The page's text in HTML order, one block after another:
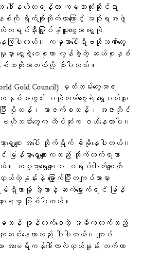
ါ်နယ်ထရန့်ဟာ ကမ္ဘာလုံးဆိုင်ရာ
နစ်ကို ရိုက်ချိုးလိုက်တာကြောင့် အစိုးရအဖွဲ့
ရင်းနှီးမြှုပ်နှံသူတွေဟာ ရွှေကို
ြပါတယ်။ ကမ္ဘာပေါ်ရှိဗဟိုဘဏ်တွေ
ာ ရွှေရဲ့ဝေစုဟာ လွန်ခဲ့တဲ့ ဆယ်စုနှစ်
တိုးလာတယ်လို့ ဆိုပါတယ်။
Gold Council) မှတ်တမ်းတွေအရ
နှစ်အတွင်း ဗဟိုဘဏ်တွေရဲ ရွှေဝယ်ယူ
ပြီး ပိုလန်၊ ကာဇက်စတန်၊ အဇာဘိုင်
ဘဏ်တွေက ထိပ်ဆုံးက ဝယ်နေတာပါ။
ဘာ့ရွှေစျေး အပေါ် တိုက်ရိုက် မှီခိုနေပါတယ်။
မြန်မာ့ရွှေစျေးကလည်း လိုက်တက်ရတာ
ကမ္ဘာ့ရွှေစျေး ၁ ဂရမ်ပေါက်စျေးကို
တဲ့နှုန်းနဲ့ မြှောက်ပြီးတကျပ်သားမှာ
ာမို့ အဲ့တာနဲ့ ဆက်မြှောက်ရင် မြန်
ျေးရမှာ ဖြစ်ပါတယ်။
အဆမတန် ခုန်တက်စေတဲ့ အဓိကလက်သည်
ဆင်းနေတာလည်း ပါပါတယ်။ ကျပ်
အမေရိကန်ဒေါ်လာလဲလှယ်နှုန်း တက်လာ